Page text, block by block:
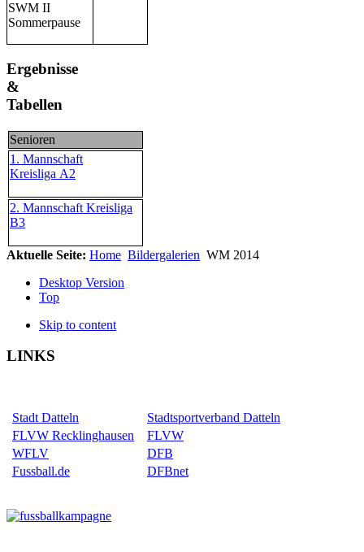
SWM II
Sommerpause
Ergebnisse
&
Tabellen
Senioren
1. Mannschaft
Kreisliga A2
2. Mannschaft Kreisliga
B3
Aktuelle Seite: Home Bildergalerien WM 2014
Desktop Version
Top
Skip to content
LINKS
Stadt Datteln
Stadtsportverband Datteln
FLVW Recklinghausen
FLVW
WFLV
DFB
Fussball.de
DFBnet